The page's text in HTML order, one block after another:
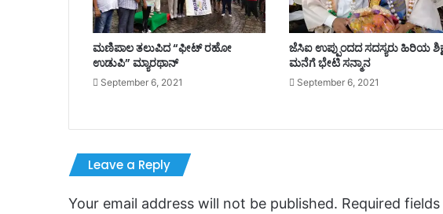
ಮಣಿಪಾಲ ತಲುಪಿದ “ಫೀಟ್ ರಹೋ
ಉಡುಪಿ” ಮ್ಯಾರಥಾನ್
September 6, 2021
ಜೆಸಿಐ ಉಪ್ಪುಂದದ ಸದಸ್ಯರು ಹಿರಿಯ
ಮನೆಗೆ ಭೇಟಿ ಸನ್ಮಾನ
September 6, 2021
Leave a Reply
Your email address will not be published. Required